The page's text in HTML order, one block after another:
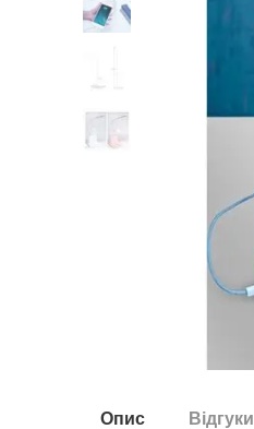
Опис Відгуки